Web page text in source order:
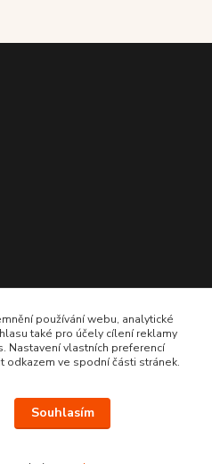
používání webu, analytické
také pro účely cílení reklamy
Nastavení vlastních preferencí
odkazem ve spodní části stránek.
Souhlasím